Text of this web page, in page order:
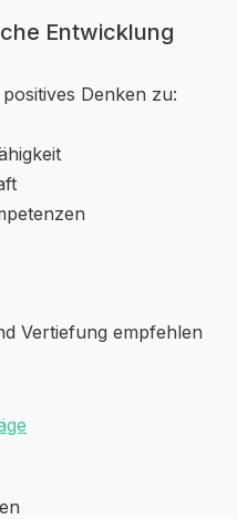
Entwicklung
Denken zu:
Vertiefung empfehlen